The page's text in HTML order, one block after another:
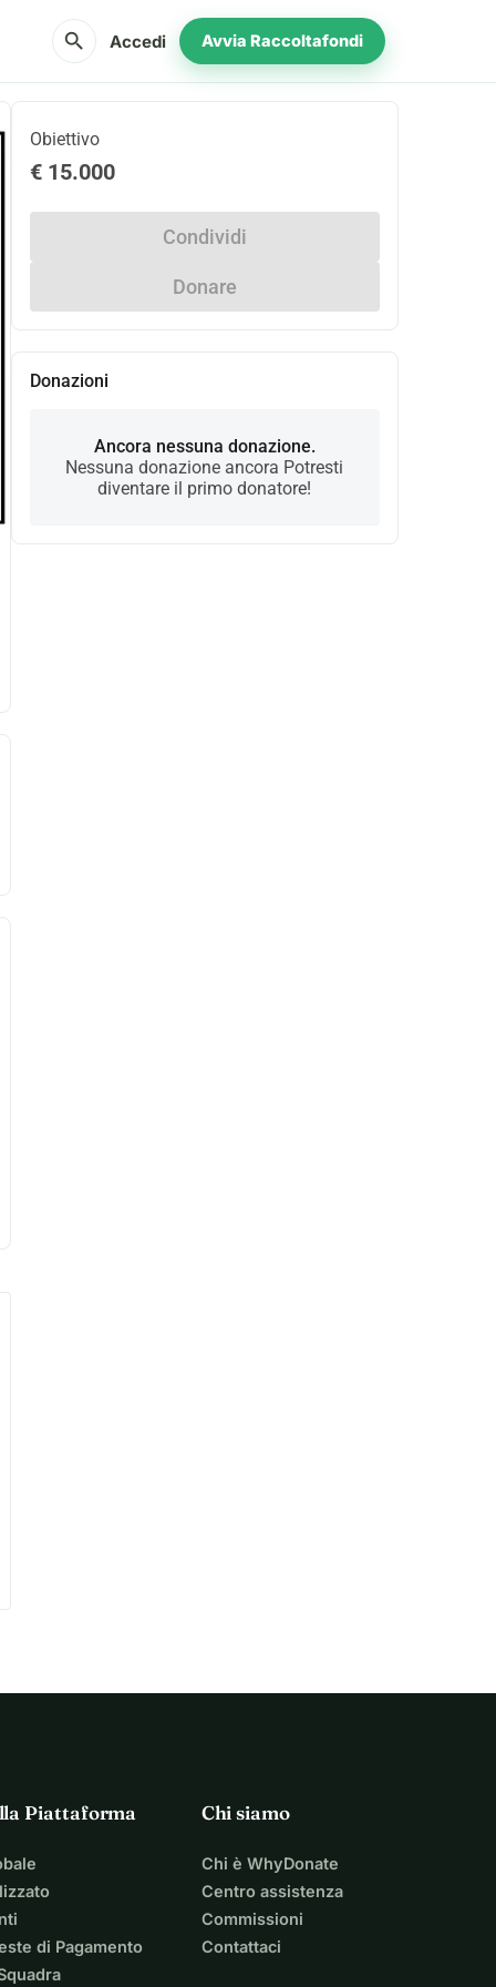
search Accedi Avvia Raccoltafondi
Obiettivo
€ 15.000
Condividi
Donare
Donazioni
Ancora nessuna donazione.
Nessuna donazione ancora Potresti
diventare il primo donatore!
Piattaforma
di Pagamento
Chi siamo
Chi è WhyDonate
Centro assistenza
Commissioni
Contattaci